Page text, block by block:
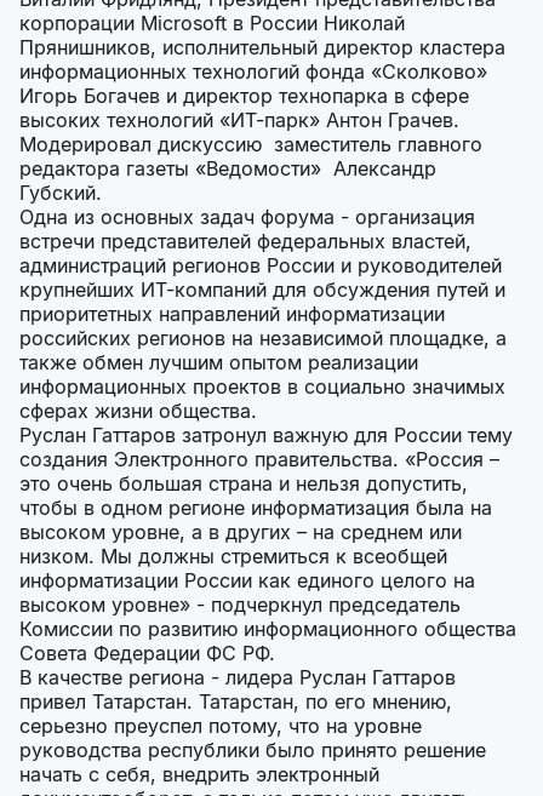
корпорации Microsoft в России Николай
Прянишников, исполнительный директор кластера
информационных технологий фонда «Сколково»
Игорь Богачев и директор технопарка в сфере
высоких технологий «ИТ-парк» Антон Грачев.
Модерировал дискуссию заместитель главного
редактора газеты «Ведомости» Александр
Губский.
Одна из основных задач форума - организация
встречи представителей федеральных властей,
администраций регионов России и руководителей
крупнейших ИТ-компаний для обсуждения путей и
приоритетных направлений информатизации
российских регионов на независимой площадке, а
также обмен лучшим опытом реализации
информационных проектов в социально значимых
сферах жизни общества.
Руслан Гаттаров затронул важную для России тему
создания Электронного правительства. «Россия –
это очень большая страна и нельзя допустить,
чтобы в одном регионе информатизация была на
высоком уровне, а в других – на среднем или
низком. Мы должны стремиться к всеобщей
информатизации России как единого целого на
высоком уровне» - подчеркнул председатель
Комиссии по развитию информационного общества
Совета Федерации ФС РФ.
В качестве региона - лидера Руслан Гаттаров
привел Татарстан. Татарстан, по его мнению,
серьезно преуспел потому, что на уровне
руководства республики было принято решение
начать с себя, внедрить электронный